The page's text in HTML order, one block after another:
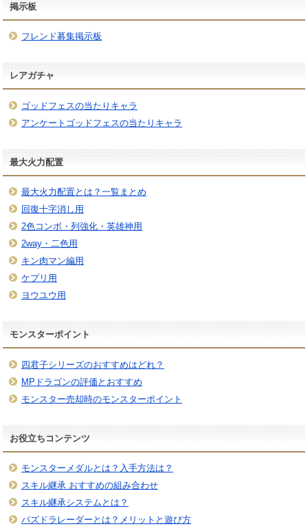
掲示板
フレンド募集掲示板
レアガチャ
ゴッドフェスの当たりキャラ
アンケートゴッドフェスの当たりキャラ
最大火力配置
最大火力配置とは？一覧まとめ
回復十字消し用
2色コンボ・列強化・英雄神用
2way・二色用
キン肉マン編用
ケプリ用
ヨウユウ用
モンスターポイント
四君子シリーズのおすすめはどれ？
MPドラゴンの評価とおすすめ
モンスター売却時のモンスターポイント
お役立ちコンテンツ
モンスターメダルとは？入手方法は？
スキル継承 おすすめの組み合わせ
スキル継承システムとは？
パズドラレーダーとは？メリットと遊び方